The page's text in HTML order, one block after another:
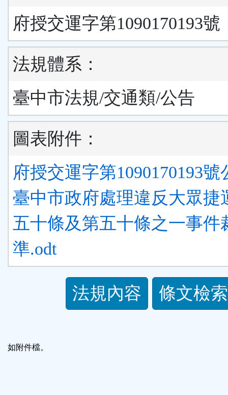
府授交運字第1090170193號
法規體系：
臺中市法規/交通類/公告
圖表附件：
府授交運字第1090170193號
臺中市政府處理違反大眾捷
五十條及第五十條之一事件
準.odt
法規內容 條文檢索
如附件檔。